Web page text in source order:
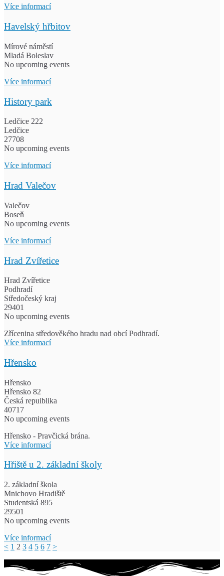
Více informací
Havelský hřbitov
Mírové náměstí
Mladá Boleslav
No upcoming events
Více informací
History park
Ledčice 222
Ledčice
27708
No upcoming events
Více informací
Hrad Valečov
Valečov
Boseň
No upcoming events
Více informací
Hrad Zvířetice
Hrad Zvířetice
Podhradí
Středočeský kraj
29401
No upcoming events
Zřícenina středověkého hradu nad obcí Podhradí.
Více informací
Hřensko
Hřensko
Hřensko 82
Česká repuiblika
40717
No upcoming events
Hřensko - Pravčická brána.
Více informací
Hřiště u 2. základní školy
2. základní škola
Mnichovo Hradiště
Studentská 895
29501
No upcoming events
Více informací
< 1 2 3 4 5 6 7 >